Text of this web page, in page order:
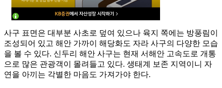
사구 표면은 대부분 사초로 덮여 있으나 육지 쪽에는 방풍림이
조성되어 있고 해안 가까이 해당화도 자라 사구의 다양한 모습
을 볼 수 있다. 신두리 해안 사구는 현재 서해안 고속도로 개통
으로 많은 관광객이 몰려들고 있다. 생태계 보존 지역이니 자
연을 아끼는 각별한 마음도 가져가야 한다.